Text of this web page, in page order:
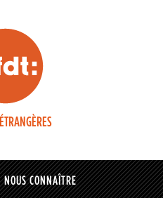
NOUS CONNAÎTRE